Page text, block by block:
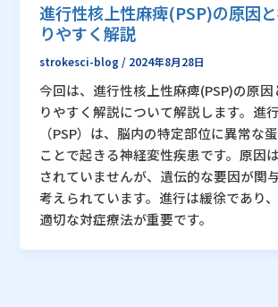
進行性核上性麻痺(PSP)の原因
りやすく解説
strokesci-blog / 2024年8月28日
今回は、進行性核上性麻痺(PSP)の原
りやすく解説について解説します。進
（PSP）は、脳内の特定部位に異常な
ことで起きる神経変性疾患です。原因
されていませんが、遺伝的な要因が関
考えられています。進行は緩徐であり
適切な対症療法が重要です。